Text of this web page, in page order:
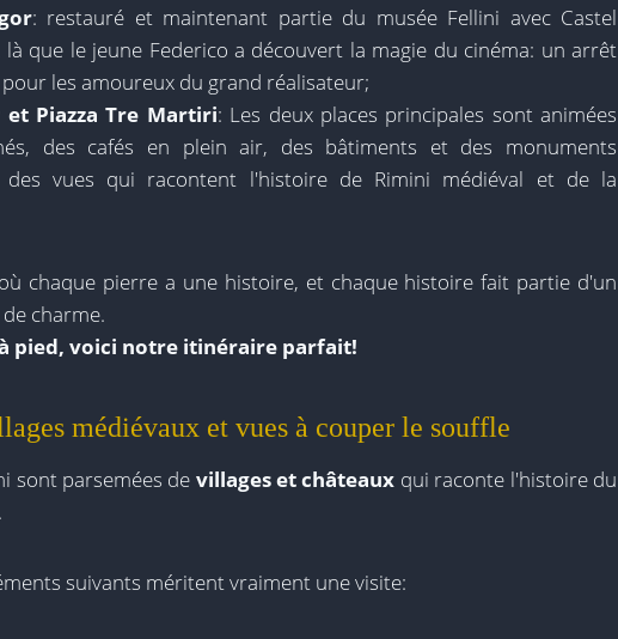
: restauré et maintenant partie du musée Fellini avec Castel
là que le jeune Federico a découvert la magie du cinéma: un arrêt
les amoureux du grand réalisateur;
et Piazza Tre Martiri: Les deux places principales sont animées
des cafés en plein air, des bâtiments et des monuments
des vues qui racontent l'histoire de Rimini médiéval et de la
chaque pierre a une histoire, et chaque histoire fait partie d'un
charme.
pied, voici notre itinéraire parfait!
médiévaux et vues à couper le souffle
sont parsemées de villages et châteaux qui raconte l'histoire du
suivants méritent vraiment une visite: